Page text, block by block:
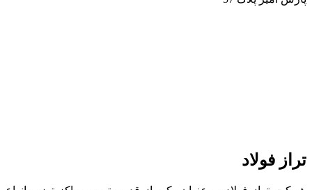
تراز فولاد